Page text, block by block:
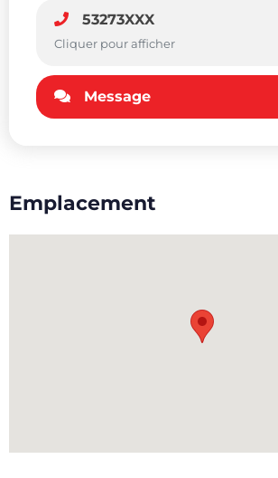
53273XXX
Cliquer pour afficher
Message
Emplacement